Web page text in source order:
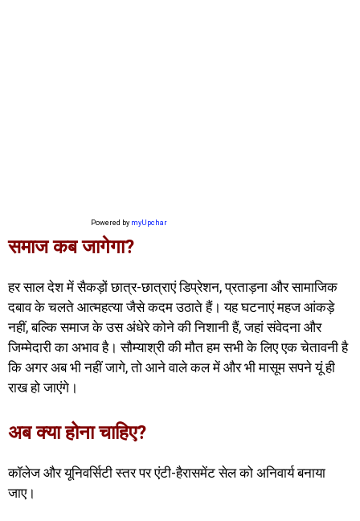
Powered bymyUpchar
समाज कब जागेगा?
हर साल देश में सैकड़ों छात्र-छात्राएं डिप्रेशन, प्रताड़ना और सामाजिक
दबाव के चलते आत्महत्या जैसे कदम उठाते हैं। यह घटनाएं महज आंकड़े
नहीं, बल्कि समाज के उस अंधेरे कोने की निशानी हैं, जहां संवेदना और
जिम्मेदारी का अभाव है। सौम्याश्री की मौत हम सभी के लिए एक चेतावनी है
कि अगर अब भी नहीं जागे, तो आने वाले कल में और भी मासूम सपने यूं ही
राख हो जाएंगे।
अब क्या होना चाहिए?
कॉलेज और यूनिवर्सिटी स्तर पर एंटी-हैरासमेंट सेल को अनिवार्य बनाया
जाए।